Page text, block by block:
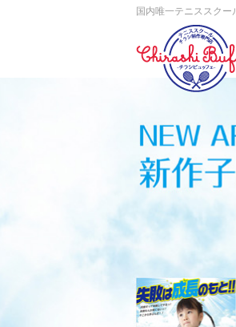
国内唯一テニススク